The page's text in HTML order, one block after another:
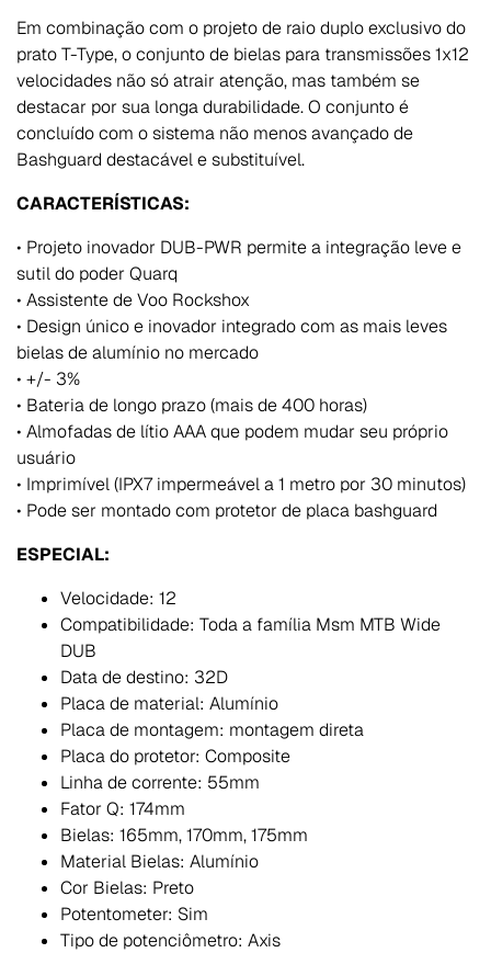
Em combinação com o projeto de raio duplo exclusivo do
prato T-Type, o conjunto de bielas para transmissões 1x12
velocidades não só atrair atenção, mas também se
destacar por sua longa durabilidade. O conjunto é
concluído com o sistema não menos avançado de
Bashguard destacável e substituível.
CARACTERÍSTICAS:
• Projeto inovador DUB-PWR permite a integração leve e
sutil do poder Quarq
• Assistente de Voo Rockshox
• Design único e inovador integrado com as mais leves
bielas de alumínio no mercado
• +/- 3%
• Bateria de longo prazo (mais de 400 horas)
• Almofadas de lítio AAA que podem mudar seu próprio
usuário
• Imprimível (IPX7 impermeável a 1 metro por 30 minutos)
• Pode ser montado com protetor de placa bashguard
ESPECIAL:
Velocidade: 12
Compatibilidade: Toda a família Msm MTB Wide
DUB
Data de destino: 32D
Placa de material: Alumínio
Placa de montagem: montagem direta
Placa do protetor: Composite
Linha de corrente: 55mm
Fator Q: 174mm
Bielas: 165mm, 170mm, 175mm
Material Bielas: Alumínio
Cor Bielas: Preto
Potentometer: Sim
Tipo de potenciômetro: Axis